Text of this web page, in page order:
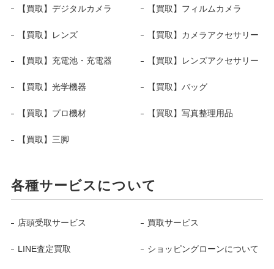
【買取】デジタルカメラ 【買取】フィルムカメラ
【買取】レンズ 【買取】カメラアクセサリー
【買取】充電池・充電器 【買取】レンズアクセサリー
【買取】光学機器 【買取】バッグ
【買取】プロ機材 【買取】写真整理用品
【買取】三脚
各種サービスについて
店頭受取サービス 買取サービス
LINE査定買取 ショッピングローンについて